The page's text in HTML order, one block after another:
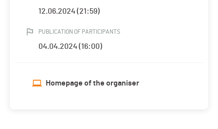
12.06.2024 (21:59)
PUBLICATION OF PARTICIPANTS
04.04.2024 (16:00)
Homepage of the organiser